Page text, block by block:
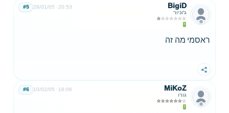
BigiD
ג'וניור
28/01/05 20:53
#5
ראסמי מה זה
שתף
MiKoZ
גורו
10/02/05 16:06
#6